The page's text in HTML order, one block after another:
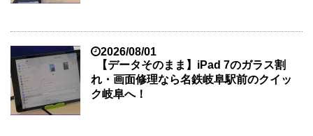
2026/08/01
【データそのまま】iPad 7のガラス割
れ・画面修理なら名鉄岐阜駅前のクイッ
ク岐阜へ！